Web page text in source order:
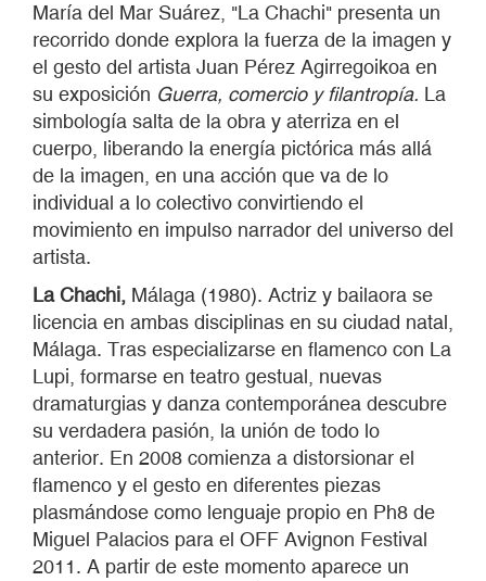
María del Mar Suárez, "La Chachi" presenta un
recorrido donde explora la fuerza de la imagen y
el gesto del artista Juan Pérez Agirregoikoa en
su exposición Guerra, comercio y filantropía. La
simbología salta de la obra y aterriza en el
cuerpo, liberando la energía pictórica más allá
de la imagen, en una acción que va de lo
individual a lo colectivo convirtiendo el
movimiento en impulso narrador del universo del
artista.
La Chachi, Málaga (1980). Actriz y bailaora se
licencia en ambas disciplinas en su ciudad natal,
Málaga. Tras especializarse en flamenco con La
Lupi, formarse en teatro gestual, nuevas
dramaturgias y danza contemporánea descubre
su verdadera pasión, la unión de todo lo
anterior. En 2008 comienza a distorsionar el
flamenco y el gesto en diferentes piezas
plasmándose como lenguaje propio en Ph8 de
Miguel Palacios para el OFF Avignon Festival
2011. A partir de este momento aparece un